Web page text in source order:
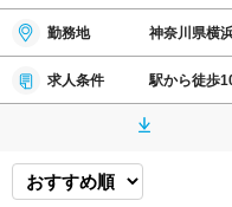
勤務地 神奈川県横
求人条件 駅から徒歩